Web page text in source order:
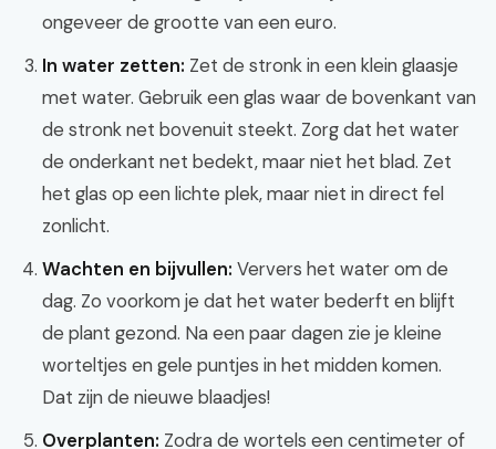
ongeveer de grootte van een euro.
In water zetten: Zet de stronk in een klein glaasje
met water. Gebruik een glas waar de bovenkant van
de stronk net bovenuit steekt. Zorg dat het water
de onderkant net bedekt, maar niet het blad. Zet
het glas op een lichte plek, maar niet in direct fel
zonlicht.
Wachten en bijvullen: Ververs het water om de
dag. Zo voorkom je dat het water bederft en blijft
de plant gezond. Na een paar dagen zie je kleine
worteltjes en gele puntjes in het midden komen.
Dat zijn de nieuwe blaadjes!
Overplanten: Zodra de wortels een centimeter of